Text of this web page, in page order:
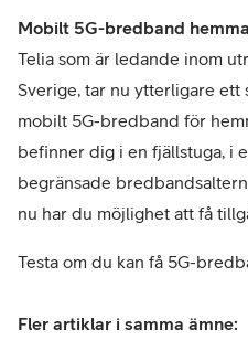
Mobilt 5G-bredband hemma.
Telia som är ledande inom
Sverige, tar nu ytterligare ett
mobilt 5G-bredband för
befinner dig i en fjällstuga, i
begränsade
nu har du möjlighet att få
Testa om du kan få 5G-
Fler artiklar i samma ämne: